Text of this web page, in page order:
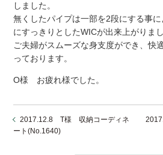
しました。
無くしたパイプは一部を2段にする事
にすっきりとしたWICが出来上がりまし
ご夫婦がスムーズな身支度ができ、快
っております。
O様 お疲れ様でした。
2017.12.8 T様 収納コーディネ
ート(No.1640)